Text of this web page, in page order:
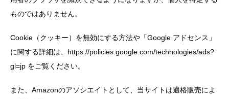
ものではありません。
Cookie（クッキー）を無効にする方法や「Google アドセンス」
に関する詳細は、https://policies.google.com/technologies/ads?
gl=jp をご覧ください。
また、Amazonのアソシエイトとして、当サイトは適格販売によ